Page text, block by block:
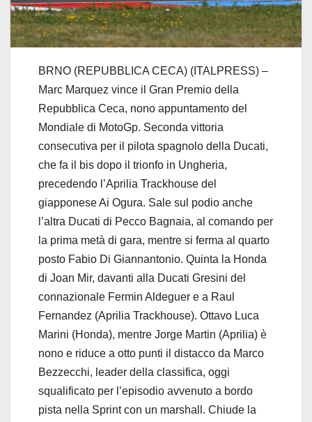
BRNO (REPUBBLICA CECA) (ITALPRESS) –
Marc Marquez vince il Gran Premio della
Repubblica Ceca, nono appuntamento del
Mondiale di MotoGp. Seconda vittoria
consecutiva per il pilota spagnolo della Ducati,
che fa il bis dopo il trionfo in Ungheria,
precedendo l’Aprilia Trackhouse del
giapponese Ai Ogura. Sale sul podio anche
l’altra Ducati di Pecco Bagnaia, al comando per
la prima metà di gara, mentre si ferma al quarto
posto Fabio Di Giannantonio. Quinta la Honda
di Joan Mir, davanti alla Ducati Gresini del
connazionale Fermin Aldeguer e a Raul
Fernandez (Aprilia Trackhouse). Ottavo Luca
Marini (Honda), mentre Jorge Martin (Aprilia) è
nono e riduce a otto punti il distacco da Marco
Bezzecchi, leader della classifica, oggi
squalificato per l’episodio avvenuto a bordo
pista nella Sprint con un marshall. Chiude la